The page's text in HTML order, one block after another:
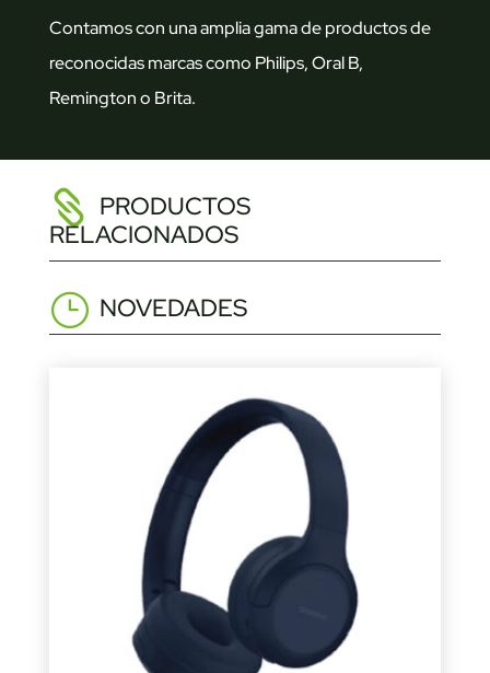
Contamos con una amplia gama de productos de
reconocidas marcas como Philips, Oral B,
Remington o Brita.
PRODUCTOS
RELACIONADOS
NOVEDADES